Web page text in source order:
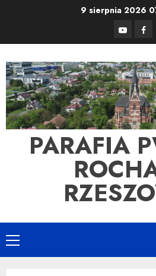
9 sierpnia 2026
YouTube
PARAFIA
Primary
Menu